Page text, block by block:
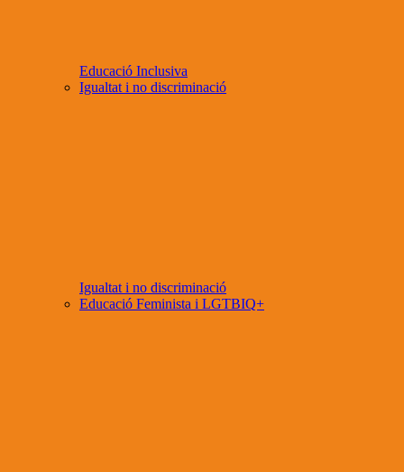
Educació Inclusiva
Igualtat i no discriminació
Igualtat i no discriminació
Educació Feminista i LGTBIQ+